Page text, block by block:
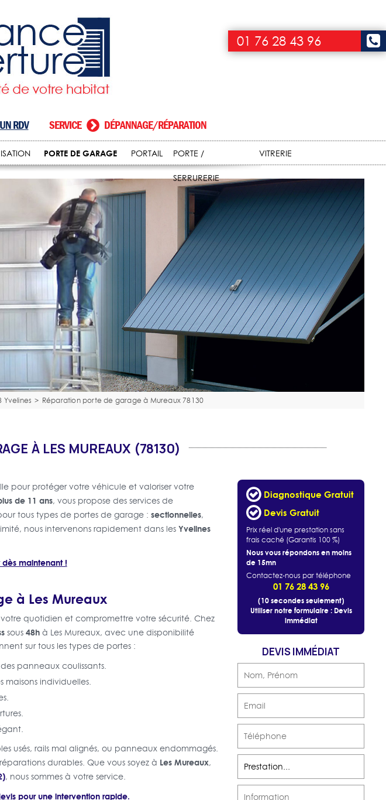
01 76 28 43 96
RDV SERVICE DÉPANNAGE/RÉPARATION
PORTE DE GARAGE PORTAIL PORTE /
SERRURERIE
VITRERIE
> Réparation porte de garage à Mureaux 78130
À LES MUREAUX (78130)
pour protéger votre véhicule et valoriser votre
de 11 ans, vous propose des services de
tous types de portes de garage : sectionnelles,
nous intervenons rapidement dans les Yvelines
maintenant !
à Les Mureaux
quotidien et compromettre votre sécurité. Chez
sous 48hà Les Mureaux, avec une disponibilité
sur tous les types de portes :
panneaux coulissants.
individuelles.
usés, rails mal alignés, ou panneaux endommagés.
durables. Que vous soyez à Les Mureaux,
, nous sommes à votre service.
pour une intervention rapide.
Diagnostique Gratuit
Devis Gratuit
Prix réel d'une prestation sans
frais caché (Garantis 100 %)
Nous vous répondons en moins
de 15mn
Contactez-nous par téléphone
01 76 28 43 96
(10 secondes seulement)
Utiliser notre formulaire : Devis
immédiat
DEVIS IMMÉDIAT